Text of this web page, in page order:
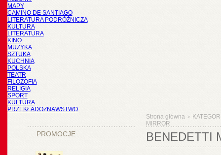
MAPY
CAMINO DE SANTIAGO
LITERATURA PODRÓŻNICZA
KULTURA
LITERATURA
KINO
MUZYKA
SZTUKA
KUCHNIA
POLSKA
TEATR
FILOZOFIA
RELIGIA
SPORT
KULTURA
PRZEKŁADOZNAWSTWO
PROMOCJE
Strona główna >
MIRROR
BENEDETTI